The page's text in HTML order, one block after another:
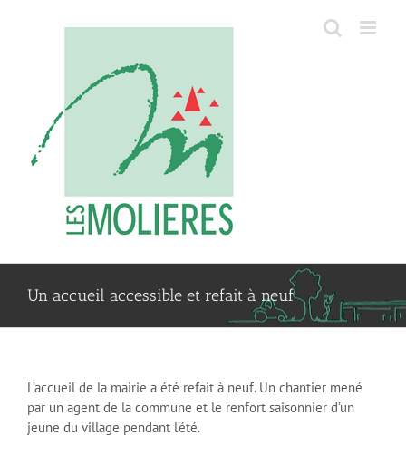
Un accueil accessible et refait à neuf
L’accueil de la mairie a été refait à neuf. Un chantier mené
par un agent de la commune et le renfort saisonnier d’un
jeune du village pendant l’été.